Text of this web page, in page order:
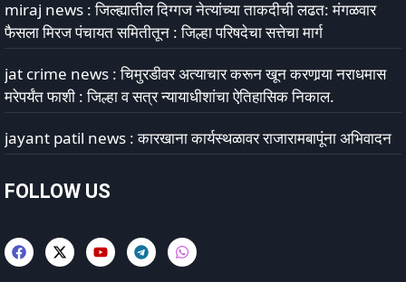
miraj news : जिल्ह्यातील दिग्गज नेत्यांच्या ताकदीची लढत: मंगळवार
फैसला मिरज पंचायत समितीतून : जिल्हा परिषदेचा सत्तेचा मार्ग
jat crime news : चिमुरडीवर अत्याचार करून खून करणार्‍या नराधमास
मरेपर्यंत फाशी : जिल्हा व सत्र न्यायाधीशांचा ऐतिहासिक निकाल.
jayant patil news : कारखाना कार्यस्थळावर राजारामबापूंना अभिवादन
FOLLOW US